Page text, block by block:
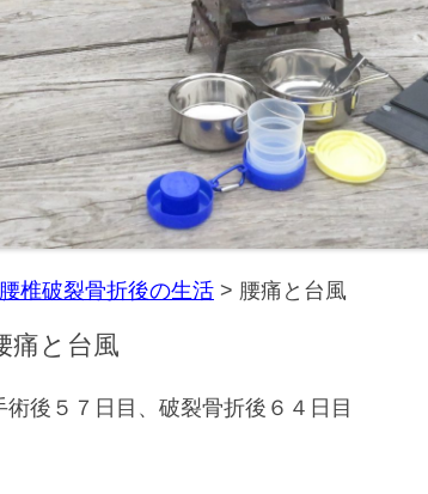
腰椎破裂骨折後の生活 > 腰痛と台風
痛と台風
術後５７日目、破裂骨折後６４日目